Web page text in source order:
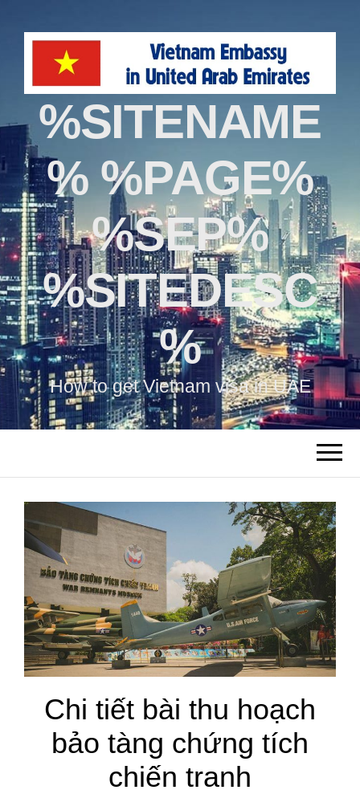
%SITENAME
% %PAGE%
%SEP%
%SITEDESC
%
How to get Vietnam visa in UAE
Chi tiết bài thu hoạch
bảo tàng chứng tích
chiến tranh